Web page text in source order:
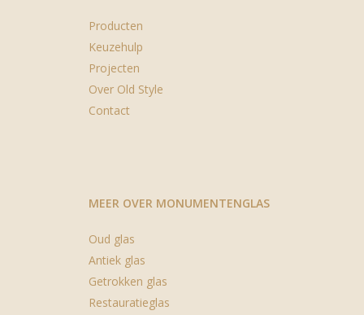
Producten
Keuzehulp
Projecten
Over Old Style
Contact
MEER OVER MONUMENTENGLAS
Oud glas
Antiek glas
Getrokken glas
Restauratieglas